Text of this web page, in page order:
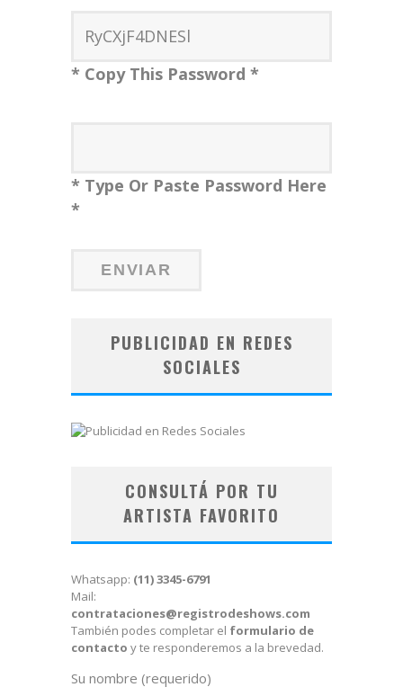
* Copy This Password *
* Type Or Paste Password Here
*
PUBLICIDAD EN REDES
SOCIALES
CONSULTÁ POR TU
ARTISTA FAVORITO
Whatsapp: (11) 3345-6791
Mail:
contrataciones@registrodeshows.com
También podes completar el formulario de
contacto y te responderemos a la brevedad.
Su nombre (requerido)